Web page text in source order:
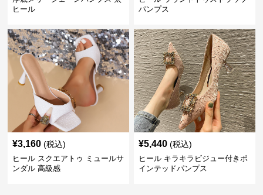
ヒール
パンプス
¥3,160 (税込)
ヒール スクエアトゥ ミュールサ
ンダル 高級感
¥5,440 (税込)
ヒール キラキラビジュー付きポ
インテッドパンプス